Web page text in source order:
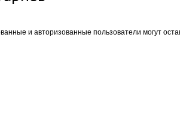
и авторизованные пользователи могут